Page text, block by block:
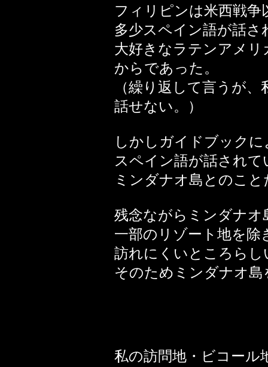
フィリピンは米西戦
多少スペイン語が話
大好きなラテンアメ
からであった。
（繰り返して言うが
話せない。）
しかしガイドブック
スペイン語が話されて
ミンダナオ島とのこと
残念ながらミンダナ
一部のリゾート地を除
訪れにくいところらし
そのためミンダナオ
私の訪問地・ビコール